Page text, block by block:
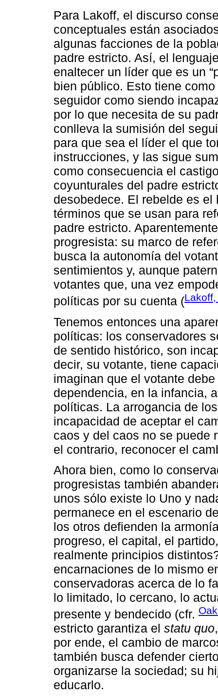
Para Lakoff, el discurso
conceptuales están
algunas facciones de la
padre estricto. Así, el
enaltecer un líder que es un
bien público. Esto tiene
seguidor como siendo
por lo que necesita de su
conlleva la sumisión del
para que sea el líder el que
instrucciones, y las sigue
como consecuencia el
coyunturales del padre
desobedece. El rebelde es
términos que se usan para
padre estricto.
progresista: su marco de
busca la autonomía del
sentimientos y, aunque
votantes que, una vez
políticas por su cuenta (
Tenemos entonces una
políticas: los conservadores
de sentido histórico, son
decir, su votante, tiene
imaginan que el votante
dependencia, en la infancia,
políticas. La arrogancia de
incapacidad de aceptar el
caos y del caos no se puede
el contrario, reconocer el
Ahora bien, como lo
progresistas también
unos sólo existe lo Uno y
permanece en el escenario
los otros defienden la
progreso, el capital, el
realmente principios
encarnaciones de lo mismo
conservadoras acerca de lo
lo limitado, lo cercano, lo
presente y bendecido (cfr.
estricto garantiza el statu quo
por ende, el cambio de
también busca defender
organizarse la sociedad; su
educarlo.